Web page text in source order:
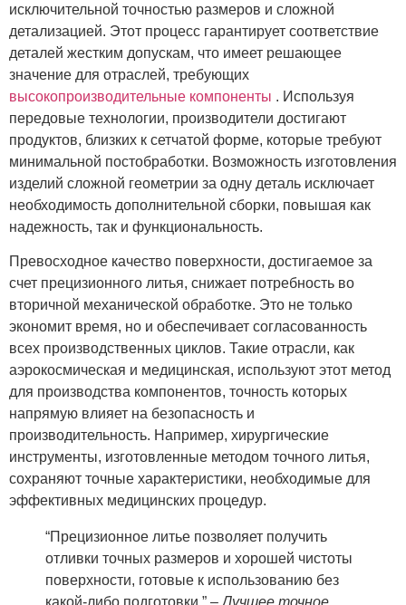
исключительной точностью размеров и сложной
детализацией. Этот процесс гарантирует соответствие
деталей жестким допускам, что имеет решающее
значение для отраслей, требующих
высокопроизводительные компоненты . Используя
передовые технологии, производители достигают
продуктов, близких к сетчатой ​​форме, которые требуют
минимальной постобработки. Возможность изготовления
изделий сложной геометрии за одну деталь исключает
необходимость дополнительной сборки, повышая как
надежность, так и функциональность.
Превосходное качество поверхности, достигаемое за
счет прецизионного литья, снижает потребность во
вторичной механической обработке. Это не только
экономит время, но и обеспечивает согласованность
всех производственных циклов. Такие отрасли, как
аэрокосмическая и медицинская, используют этот метод
для производства компонентов, точность которых
напрямую влияет на безопасность и
производительность. Например, хирургические
инструменты, изготовленные методом точного литья,
сохраняют точные характеристики, необходимые для
эффективных медицинских процедур.
“Прецизионное литье позволяет получить
отливки точных размеров и хорошей чистоты
поверхности, готовые к использованию без